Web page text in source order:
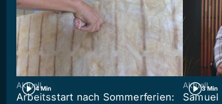
4 Min
Aktuell
Arbeitsstart nach Sommerferien:
3 Min
Aktuell